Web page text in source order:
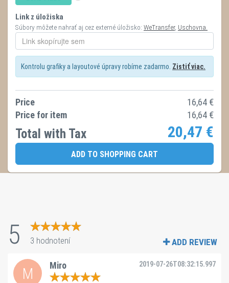
Link z úložiska
Súbory môžete nahrať aj cez externé úložisko: WeTransfer, Uschovna.
Kontrolu grafiky a layoutové úpravy robíme zadarmo. Zistiť viac.
Price 16,64 €
Price for item
16,64 €
Total with Tax 20,47 €
ADD TO SHOPPING CART
5 3 hodnotení ADD REVIEW
M Miro 2019-07-26T08:32:15.997